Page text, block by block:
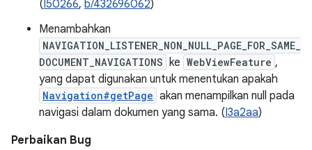
(I50266, b/432696062)
Menambahkan
NAVIGATION_LISTENER_NON_NULL_PAGE_FOR_SAME_
DOCUMENT_NAVIGATIONS ke WebViewFeature ,
yang dapat digunakan untuk menentukan apakah
Navigation#getPage akan menampilkan null pada
navigasi dalam dokumen yang sama. (I3a2aa)
Perbaikan Bug